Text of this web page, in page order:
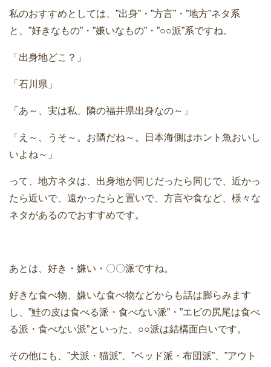
私のおすすめとしては、”出身”・”方言”・”地方”ネタ系
と、”好きなもの”・”嫌いなもの”・”○○派”系ですね。
「出身地どこ？」
「石川県」
「あ～、実は私、隣の福井県出身なの～」
「え～、うそ～。お隣だね～。日本海側はホント魚おいし
いよね～」
って、地方ネタは、出身地が同じだったら同じで、近かっ
たら近いで、遠かったらと置いで、方言や食など、様々な
ネタがあるのでおすすめです。
あとは、好き・嫌い・〇〇派ですね。
好きな食べ物、嫌いな食べ物などからも話は膨らみます
し、”鮭の皮は食べる派・食べない派”・”エビの尻尾は食べ
る派・食べない派”といった、○○派は結構面白いです。
その他にも、”犬派・猫派”、”ベッド派・布団派”、”アウト